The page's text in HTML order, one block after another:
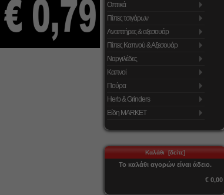
Οπτικά
Πίπες τσιγάρων
Αναπτήρες & αξεσουάρ
Πίπες Καπνού & Αξεσουάρ
Ναργιλέδες
Καπνοί
Πούρα
Herb & Grinders
Είδη MARKET
Καλάθι [δείτε]
Το καλάθι αγορών είναι άδειο.
€ 0,00